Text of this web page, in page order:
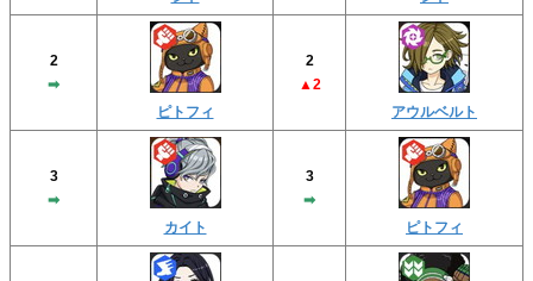
2
➡︎
ピトフィ
2
▲2
アウルベルト
3
➡︎
カイト
3
➡︎
ピトフィ